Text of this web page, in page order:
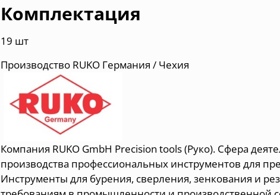
Комплектация
19 шт
Производство RUKO Германия / Чехия
Компания RUKO GmbH Precision tools (Руко). Сфера
производства профессиональных инструментов для
Инструменты для бурения, сверления, зенкования и